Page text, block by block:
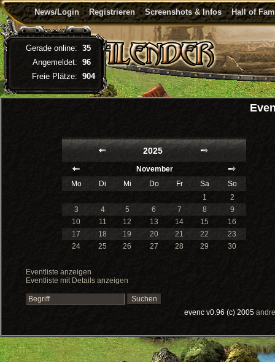
News/Login Registrieren Screenshots & Infos Hall of
2025
November
Mo
Di Mi Do Fr Sa
So
1
2
3
4 5 6 7 8
9
10
11 12 13 14 15
16
17
18 19 20 21 22
23
24
25 26 27 28 29 30
Eventliste anzeigen
Eventliste mit Details anzeigen
evenc v0.96 (c) 2005
Gerade online: 35
Angemeldet: 96
Freie Plätze: 904